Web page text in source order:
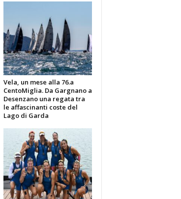
Vela, un mese alla 76.a
CentoMiglia. Da Gargnano a
Desenzano una regata tra
le affascinanti coste del
Lago di Garda